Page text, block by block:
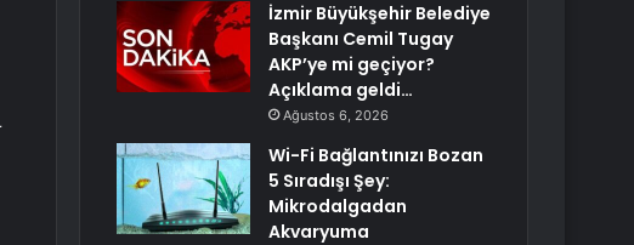
İzmir Büyükşehir Belediye
Başkanı Cemil Tugay
AKP’ye mi geçiyor?
Açıklama geldi…
Ağustos 6, 2026
Wi-Fi Bağlantınızı Bozan
5 Sıradışı Şey:
Mikrodalgadan
Akvaryuma